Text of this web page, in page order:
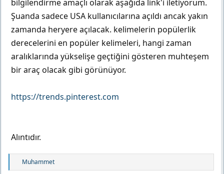
a
n
bilgilendirme amaçlı olarak aşağıda link'i iletiyorum.
Şuanda sadece USA kullanıcılarına açıldı ancak yakın
zamanda heryere açılacak. kelimelerin popülerlik
derecelerini en popüler kelimeleri, hangi zaman
aralıklarında yükselişe geçtiğini gösteren muhteşem
bir araç olacak gibi görünüyor.
https://trends.pinterest.com
Alıntıdır.
T
e
Muhammet